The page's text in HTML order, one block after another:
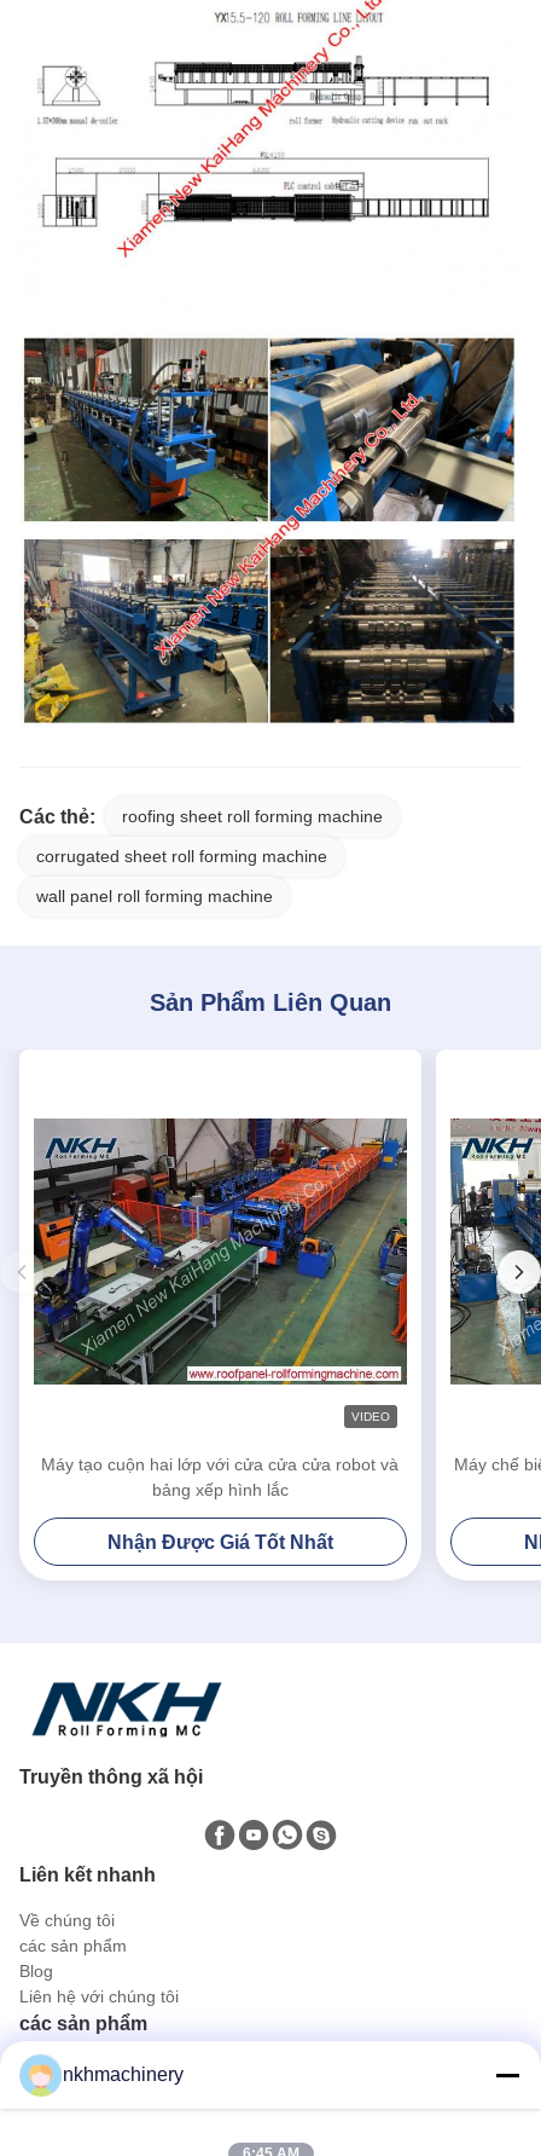
Các thẻ: roofing sheet roll forming machine
corrugated sheet roll forming machine
wall panel roll forming machine
Sản Phẩm Liên Quan
VIDEO
Máy tạo cuộn hai lớp với cửa cửa cửa robot và
bảng xếp hình lắc
Nhận Được Giá Tốt Nhất
Máy chế
Truyền thông xã hội
Liên kết nhanh
Về chúng tôi
các sản phẩm
Blog
Liên hệ với chúng tôi
các sản phẩm
Tấm lợp mái
Mái lợp ngói
nkhmachinery